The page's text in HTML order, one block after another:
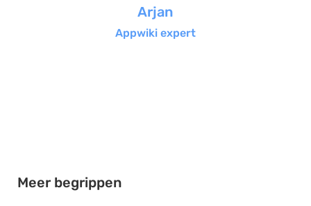
Arjan
Appwiki expert
Meer begrippen